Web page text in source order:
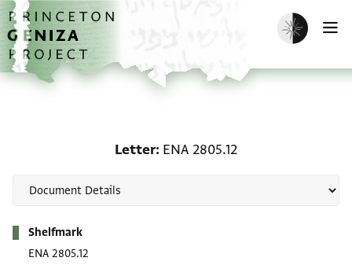
Skip to main content
home
Enable dark
Letter ENA 2805.12
Shelfmark
ENA 2805.12